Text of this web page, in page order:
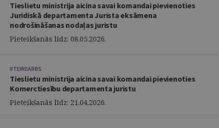
Tieslietu ministrija aicina savai komandai pievienoties
Juridiskā departamenta Jurista eksāmena
nodrošināšanas nodaļas juristu
Pieteikšanās līdz: 08.05.2026.
#TEIRDARBS
Tieslietu ministrija aicina savai komandai pievienoties
Komerctiesību departamenta juristu
Pieteikšanās līdz: 21.04.2026.